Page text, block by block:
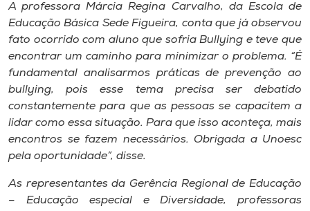
Selecione
A+
A-
A professora Márcia Regina Carvalho, da Escola de
Educação Básica Sede Figueira, conta que já observou
fato ocorrido com aluno que sofria Bullying e teve que
encontrar um caminho para minimizar o problema. “É
fundamental analisarmos práticas de prevenção ao
bullying, pois esse tema precisa ser debatido
constantemente para que as pessoas se capacitem a
lidar como essa situação. Para que isso aconteça, mais
encontros se fazem necessários. Obrigada a Unoesc
pela oportunidade”, disse.
As representantes da Gerência Regional de Educação
– Educação especial e Diversidade, professoras